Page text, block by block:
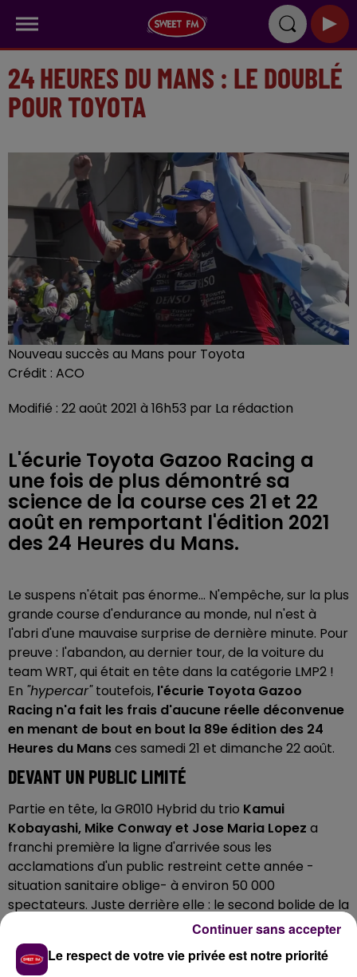
24 HEURES DU MANS : LE DOUBLÉ
POUR TOYOTA
Nouveau succès au Mans pour Toyota
Crédit : ACO
Modifié : 22 août 2021 à 16h53 par La rédaction
L'écurie Toyota Gazoo Racing a
une fois de plus démontré sa
science de la course ces 21 et 22
août en remportant l'édition 2021
des 24 Heures du Mans.
Le suspens n'était pas énorme... N'empêche, sur la plus
grande course d'endurance au monde, nul n'est à
l'abri d'une mauvaise surprise de dernière minute. Pour
preuve : l'abandon, au dernier tour, de la voiture du
team WRT, qui était en tête dans la catégorie LMP2 !
En "hypercar"toutefois, l'écurie Toyota Gazoo
Racing n'a fait les frais d'aucune réelle déconvenue
en menant de bout en bout la 89e édition des 24
Heures du Mansces samedi 21 et dimanche 22 août.
DEVANT UN PUBLIC LIMITÉ
Partie en tête, la GR010 Hybrid du trio Kamui
Kobayashi, Mike Conway et Jose Maria Lopez a
franchi première la ligne d'arrivée sous les
acclamations d'un public restreint cette année -
situation sanitaire oblige- à environ 50 000
spectateurs. Juste derrière elle : le second bolide de la
firme japonaise, aux mains de Kazuki Nakajima,
Brendon Hartley et Sébastien Buemi. Quatrième
succès d'affilée sur le circuit sarthois pour Toyota.
Le respect de votre vie privée est notre priorité
Continuer sans accepter